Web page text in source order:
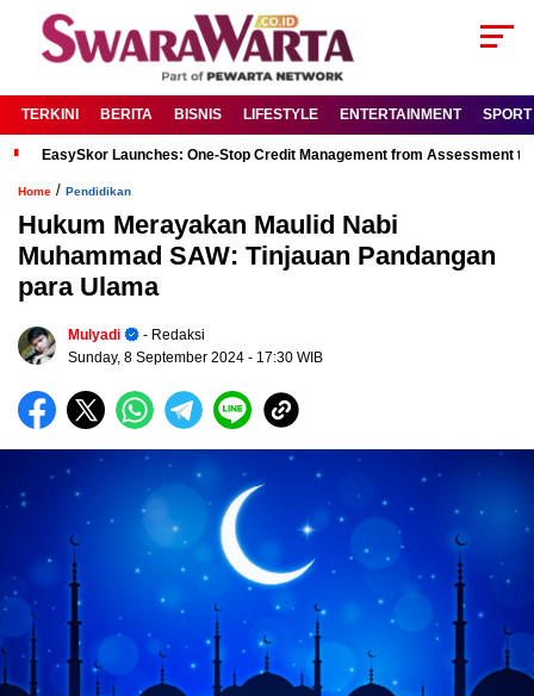
TERKINI BERITA BISNIS LIFESTYLE ENTERTAINMENT SPORT
EasySkor Launches: One-Stop Credit Management from Assessment
Home / Pendidikan
Hukum Merayakan Maulid Nabi
Muhammad SAW: Tinjauan Pandangan
para Ulama
Mulyadi
- Redaksi
Sunday, 8 September 2024 - 17:30 WIB